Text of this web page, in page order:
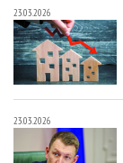
23.03.2026
23.03.2026